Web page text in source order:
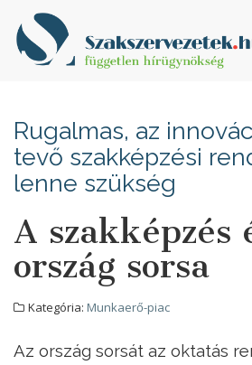
Rugalmas, az
tevő szakképzési
lenne szükség
A szakképzés
ország sorsa
Kategória: Munkaerő-piac
Az ország sorsát az oktatás